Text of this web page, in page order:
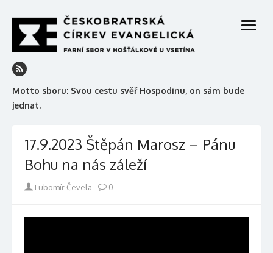
to
content
Motto sboru: Svou cestu svěř Hospodinu, on sám bude
jednat.
open
17.9.2023 Štěpán Marosz – Pánu
Bohu na nás záleží
Author
Lubomír Čevela 0